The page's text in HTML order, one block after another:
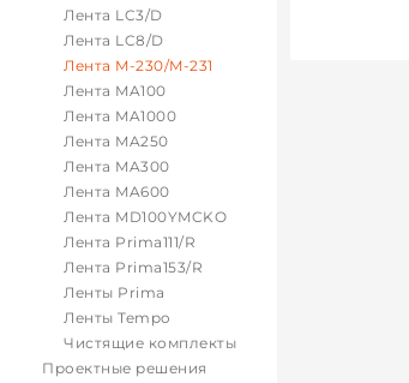
Лента LC3/D
Лента LC8/D
Лента M-230/M-231
Лента MA100
Лента MA1000
Лента MA250
Лента MA300
Лента MA600
Лента MD100YMCKO
Лента Prima111/R
Лента Prima153/R
Ленты Prima
Ленты Tempo
Чистящие комплекты
Проектные решения